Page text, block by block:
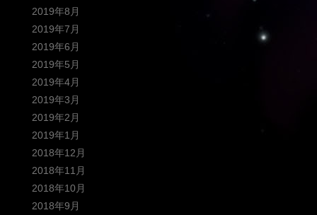
2019年8月
2019年7月
2019年6月
2019年5月
2019年4月
2019年3月
2019年2月
2019年1月
2018年12月
2018年11月
2018年10月
2018年9月